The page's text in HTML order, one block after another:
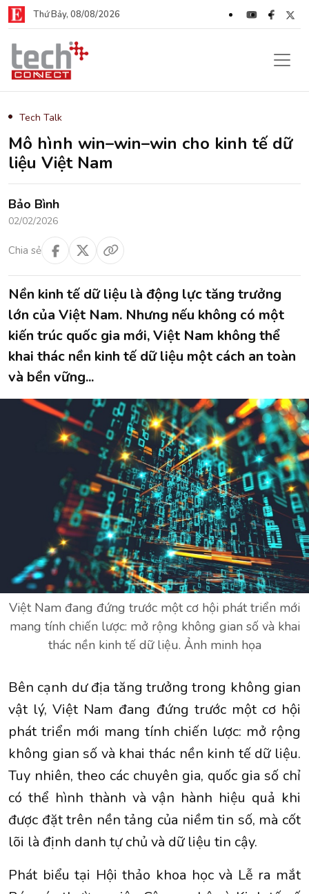
Thứ Bảy, 08/08/2026
Tech Talk
Mô hình win–win–win cho kinh tế dữ
liệu Việt Nam
Bảo Bình
02/02/2026
Chia sẻ
Nền kinh tế dữ liệu là động lực tăng trưởng
lớn của Việt Nam. Nhưng nếu không có một
kiến trúc quốc gia mới, Việt Nam không thể
khai thác nền kinh tế dữ liệu một cách an toàn
và bền vững...
Việt Nam đang đứng trước một cơ hội phát triển mới
mang tính chiến lược: mở rộng không gian số và khai
thác nền kinh tế dữ liệu. Ảnh minh họa
Bên cạnh dư địa tăng trưởng trong không gian
vật lý, Việt Nam đang đứng trước một cơ hội
phát triển mới mang tính chiến lược: mở rộng
không gian số và khai thác nền kinh tế dữ liệu.
Tuy nhiên, theo các chuyên gia, quốc gia số chỉ
có thể hình thành và vận hành hiệu quả khi
được đặt trên nền tảng của niềm tin số, mà cốt
lõi là định danh tự chủ và dữ liệu tin cậy.
Phát biểu tại Hội thảo khoa học và Lễ ra mắt